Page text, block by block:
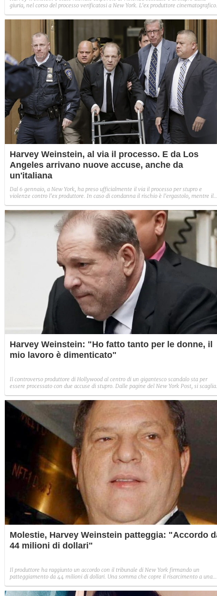
giuria, nel corso del processo verificatosi a New York. L'ex produttore cinematografico
confronti, la vicenda scatenò un vero e proprio processo mediatico in cui il cineasta
già stato ampiamente condannato dall'opinione pubblica. Adesso arriva anche la
conferma giuridica.
Harvey Weinstein, al via il processo. E da Los
Angeles arrivano nuove accuse, anche da
un'italiana
Dal 6 gennaio, a New York, ha preso ufficialmente il via il processo per stupro e
violenze contro l'ex produttore. In caso di condanna il rischio è l'ergastolo, mentre il
denunce di otto donne, tra cui un'attrice italiana.
Harvey Weinstein: "Ho fatto tanto per le donne, il
mio lavoro è dimenticato"
Il controverso produttore di Hollywood al centro di un gigantesco scandalo sta per
essere processato con due accuse di stupro. Dalle pagine del New York Post, si scaglia
cinema: "Sono stato un pioniere, nessun altro 30 anni faceva così tanto per le
Molestie, Harvey Weinstein patteggia: "Accordo
44 milioni di dollari"
Il produttore ha raggiunto un accordo con il tribunale di New York firmando un
patteggiamento da 44 milioni di dollari. Una somma che copre il risarcimento a una
risarcimenti ad alcuni soci, danneggiati dallo scandalo.